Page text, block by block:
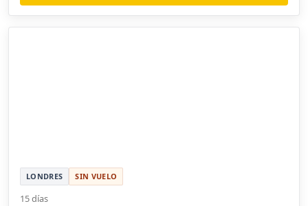
LONDRES SIN VUELO
15 días